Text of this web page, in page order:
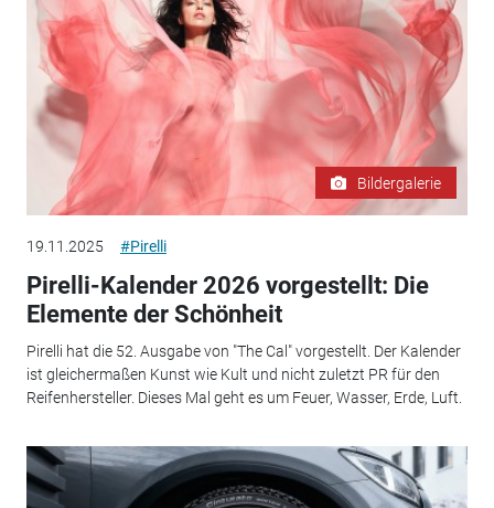
Bildergalerie
19.11.2025 #Pirelli
Pirelli-Kalender 2026 vorgestellt: Die
Elemente der Schönheit
Pirelli hat die 52. Ausgabe von "The Cal" vorgestellt. Der Kalender
ist gleichermaßen Kunst wie Kult und nicht zuletzt PR für den
Reifenhersteller. Dieses Mal geht es um Feuer, Wasser, Erde, Luft.